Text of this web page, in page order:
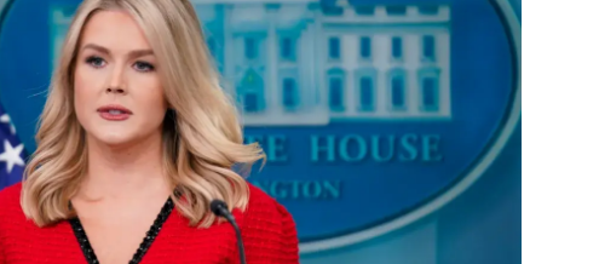
Konya
Kütahya
Malatya
Manisa
Kahramanmaraş